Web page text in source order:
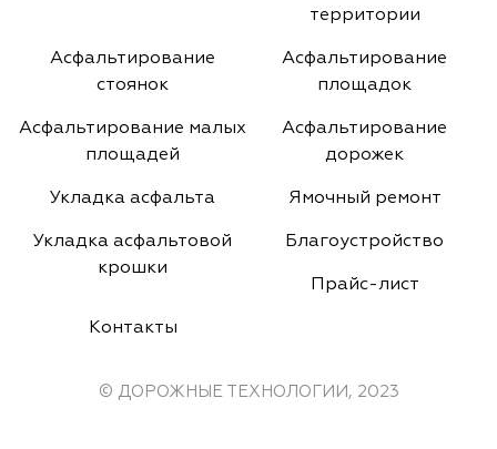
территории
Асфальтирование
стоянок
Асфальтирование
площадок
Асфальтирование малых
площадей
Асфальтирование
дорожек
Укладка асфальта Ямочный ремонт
Укладка асфальтовой
крошки
Благоустройство
Прайс-лист
Контакты
© ДОРОЖНЫЕ ТЕХНОЛОГИИ, 2023